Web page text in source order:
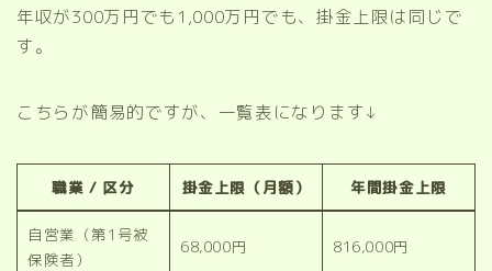
年収が300万円でも1,000万円でも、掛金上限は同じで
す。
こちらが簡易的ですが、一覧表になります↓
職業 / 区分 掛金上限（月額） 年間掛金上限
自営業（第1号被
保険者）
68,000円 816,000円